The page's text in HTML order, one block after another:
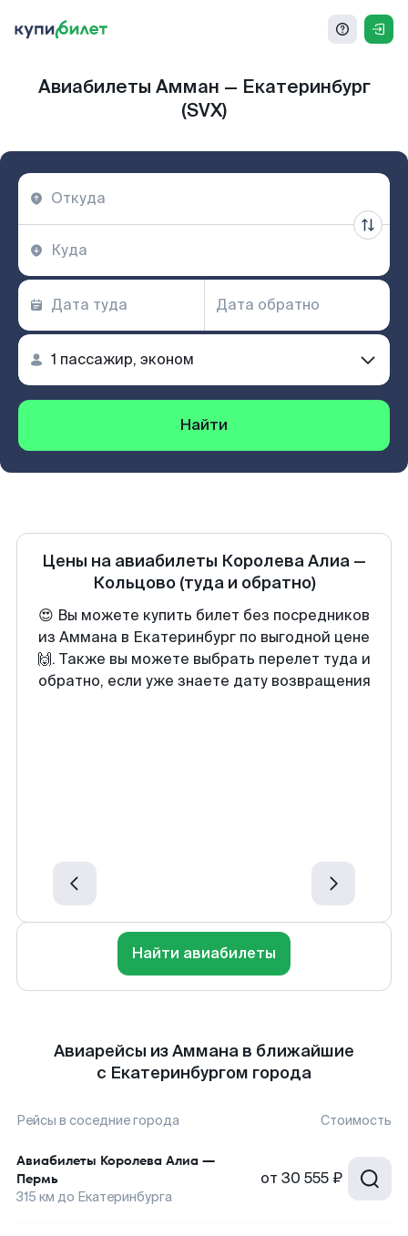
Авиабилеты Амман — Екатеринбург
(SVX)
Найти
Цены на авиабилеты Королева Алиа —
Кольцово (туда и обратно)
😍 Вы можете купить билет без посредников
из Аммана в Екатеринбург по выгодной цене
🙌. Также вы можете выбрать перелет туда и
обратно, если уже знаете дату возвращения
Найти авиабилеты
Авиарейсы из Аммана в ближайшие
с Екатеринбургом города
Рейсы в соседние города Стоимость
Авиабилеты Королева Алиа —
Пермь
315 км до Екатеринбурга
от 30 555 ₽